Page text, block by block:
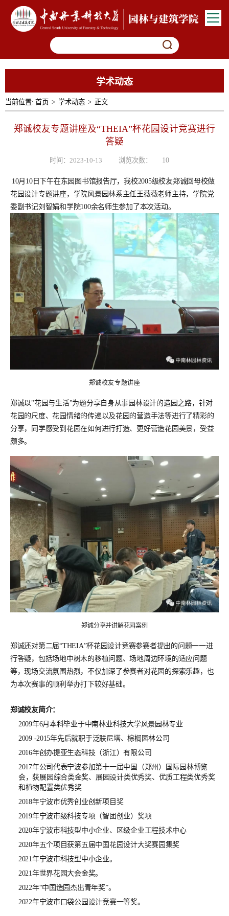
学术动态
当前位置: 首页 > 学术动态 > 正文
郑诚校友专题讲座及“THEIA”杯花园设计竞赛进行
答疑
时间：2023-10-13 浏览次数： 10
10月10日下午在东园图书馆报告厅，我校2005级校友郑诚回母校做
花园设计专题讲座，学院风景园林系主任王薇薇老师主持，学院党
委副书记刘智娟和学院100余名师生参加了本次活动。
郑诚校友专题讲座
郑诚以"花园与生活"为题分享自身从事园林设计的造园之路，针对
花园的尺度、花园情绪的传递以及花园的营造手法等进行了精彩的
分享，同学感受到花园在如何进行打造、更好营造花园美景，受益
颇多。
郑诚分享并讲解花园案例
郑诚还对第二届“THEIA”杯花园设计竞赛参赛者提出的问题一一进
行答疑，包括场地中树木的移植问题、场地周边环境的适应问题
等，现场交流氛围热烈，不仅加深了参赛者对花园的探索乐趣，也
为本次赛事的顺利举办打下较好基础。
郑诚校友简介：
2009年6月本科毕业于中南林业科技大学风景园林专业
2009 -2015年先后就职于泛联尼塔、棕榈园林公司
2016年创办提亚生态科技（浙江）有限公司
2017年公司代表宁波参加第十一届中国（郑州）国际园林博览
会，获展园综合类金奖、展园设计类优秀奖、优质工程类优秀奖
和植物配置类优秀奖
2018年宁波市优秀创业创新项目奖
2019年宁波市级科技专项（智团创业）奖项
2020年宁波市科技型中小企业、区级企业工程技术中心
2020年五个项目获第五届中国花园设计大奖赛园集奖
2021年宁波市科技型中小企业。
2021年世界花园大会金奖。
2022年“中国造园杰出青年奖”。
2022年宁波市口袋公园设计竞赛一等奖。